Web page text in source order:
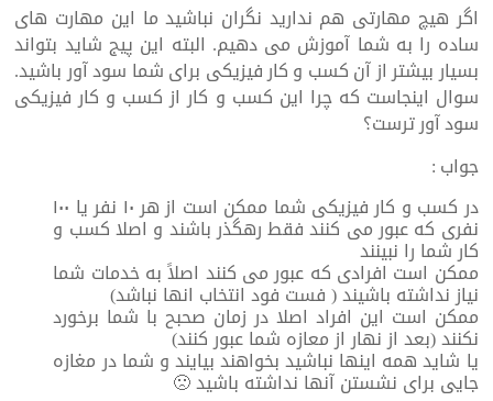
اگر هیچ مهارتی هم ندارید نگران نباشید ما این مهارت های
ساده را به شما آموزش می دهیم. البته این پیج شاید بتواند
بسیار بیشتر از آن کسب و کار فیزیکی برای شما سود آور باشید.
سوال اینجاست که چرا این کسب و کار از کسب و کار فیزیکی
سود آور ترست؟
جواب :
در کسب و کار فیزیکی شما ممکن است از هر ۱۰ نفر یا ۱۰۰
نفری که عبور می کنند فقط رهگذر باشند و اصلا کسب و
کار شما را نبینند
ممکن است افرادی که عبور می کنند اصلاً به خدمات شما
نیاز نداشته باشیند ( فست فود انتخاب انها نباشد)
ممکن است این افراد اصلا در زمان صحبح با شما برخورد
نکنند (بعد از نهار از معازه شما عبور کنند)
یا شاید همه اینها نباشید بخواهند بیایند و شما در مغازه
جایی برای نشستن آنها نداشته باشید 🙁